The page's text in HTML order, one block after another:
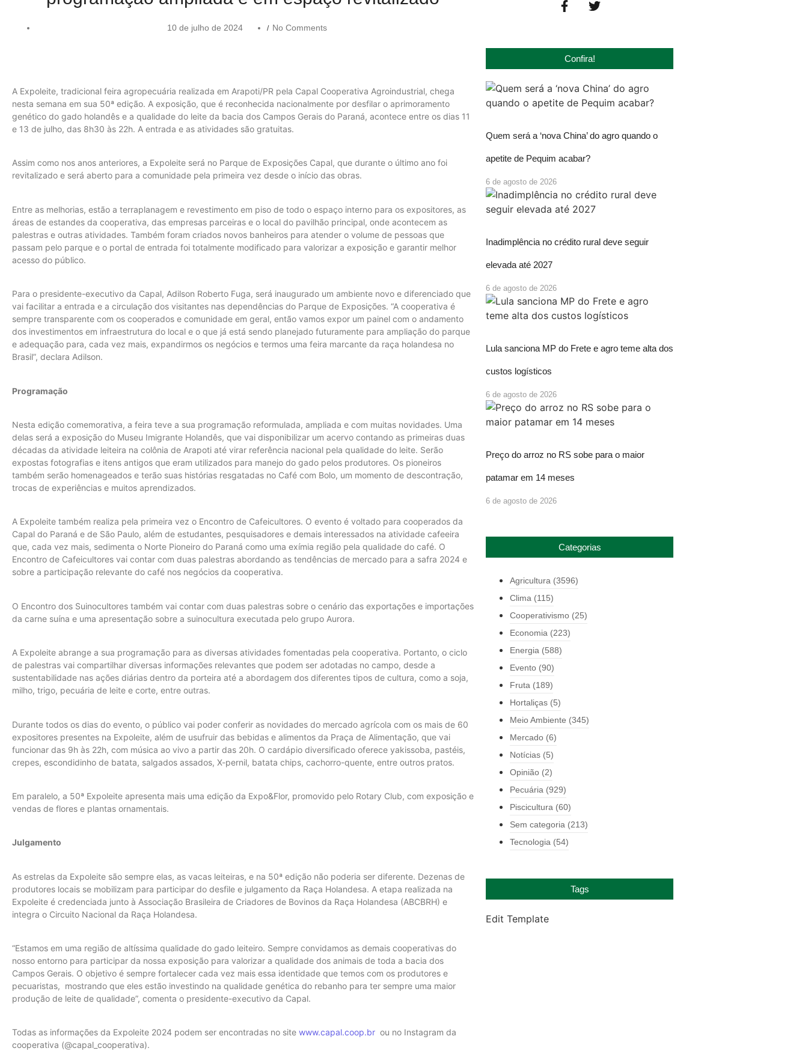
10 de julho de 2024 / No Comments
A Expoleite, tradicional feira agropecuária realizada em Arapoti/PR pela Capal Cooperativa Agroindustrial, chega
nesta semana em sua 50ª edição. A exposição, que é reconhecida nacionalmente por desfilar o aprimoramento
genético do gado holandês e a qualidade do leite da bacia dos Campos Gerais do Paraná, acontece entre os dias 11
e 13 de julho, das 8h30 às 22h. A entrada e as atividades são gratuitas.
Assim como nos anos anteriores, a Expoleite será no Parque de Exposições Capal, que durante o último ano foi
revitalizado e será aberto para a comunidade pela primeira vez desde o início das obras.
Entre as melhorias, estão a terraplanagem e revestimento em piso de todo o espaço interno para os expositores, as
áreas de estandes da cooperativa, das empresas parceiras e o local do pavilhão principal, onde acontecem as
palestras e outras atividades. Também foram criados novos banheiros para atender o volume de pessoas que
passam pelo parque e o portal de entrada foi totalmente modificado para valorizar a exposição e garantir melhor
acesso do público.
Para o presidente-executivo da Capal, Adilson Roberto Fuga, será inaugurado um ambiente novo e diferenciado que
vai facilitar a entrada e a circulação dos visitantes nas dependências do Parque de Exposições. “A cooperativa é
sempre transparente com os cooperados e comunidade em geral, então vamos expor um painel com o andamento
dos investimentos em infraestrutura do local e o que já está sendo planejado futuramente para ampliação do parque
e adequação para, cada vez mais, expandirmos os negócios e termos uma feira marcante da raça holandesa no
Brasil”, declara Adilson.
Programação
Nesta edição comemorativa, a feira teve a sua programação reformulada, ampliada e com muitas novidades. Uma
delas será a exposição do Museu Imigrante Holandês, que vai disponibilizar um acervo contando as primeiras duas
décadas da atividade leiteira na colônia de Arapoti até virar referência nacional pela qualidade do leite. Serão
expostas fotografias e itens antigos que eram utilizados para manejo do gado pelos produtores. Os pioneiros
também serão homenageados e terão suas histórias resgatadas no Café com Bolo, um momento de descontração,
trocas de experiências e muitos aprendizados.
A Expoleite também realiza pela primeira vez o Encontro de Cafeicultores. O evento é voltado para cooperados da
Capal do Paraná e de São Paulo, além de estudantes, pesquisadores e demais interessados na atividade cafeeira
que, cada vez mais, sedimenta o Norte Pioneiro do Paraná como uma exímia região pela qualidade do café. O
Encontro de Cafeicultores vai contar com duas palestras abordando as tendências de mercado para a safra 2024 e
sobre a participação relevante do café nos negócios da cooperativa.
O Encontro dos Suinocultores também vai contar com duas palestras sobre o cenário das exportações e importações
da carne suína e uma apresentação sobre a suinocultura executada pelo grupo Aurora.
A Expoleite abrange a sua programação para as diversas atividades fomentadas pela cooperativa. Portanto, o ciclo
de palestras vai compartilhar diversas informações relevantes que podem ser adotadas no campo, desde a
sustentabilidade nas ações diárias dentro da porteira até a abordagem dos diferentes tipos de cultura, como a soja,
milho, trigo, pecuária de leite e corte, entre outras.
Durante todos os dias do evento, o público vai poder conferir as novidades do mercado agrícola com os mais de 60
expositores presentes na Expoleite, além de usufruir das bebidas e alimentos da Praça de Alimentação, que vai
funcionar das 9h às 22h, com música ao vivo a partir das 20h. O cardápio diversificado oferece yakissoba, pastéis,
crepes, escondidinho de batata, salgados assados, X-pernil, batata chips, cachorro-quente, entre outros pratos.
Em paralelo, a 50ª Expoleite apresenta mais uma edição da Expo&Flor, promovido pelo Rotary Club, com exposição e
vendas de flores e plantas ornamentais.
Julgamento
As estrelas da Expoleite são sempre elas, as vacas leiteiras, e na 50ª edição não poderia ser diferente. Dezenas de
produtores locais se mobilizam para participar do desfile e julgamento da Raça Holandesa. A etapa realizada na
Expoleite é credenciada junto à Associação Brasileira de Criadores de Bovinos da Raça Holandesa (ABCBRH) e
integra o Circuito Nacional da Raça Holandesa.
“Estamos em uma região de altíssima qualidade do gado leiteiro. Sempre convidamos as demais cooperativas do
nosso entorno para participar da nossa exposição para valorizar a qualidade dos animais de toda a bacia dos
Campos Gerais. O objetivo é sempre fortalecer cada vez mais essa identidade que temos com os produtores e
pecuaristas, mostrando que eles estão investindo na qualidade genética do rebanho para ter sempre uma maior
produção de leite de qualidade”, comenta o presidente-executivo da Capal.
Todas as informações da Expoleite 2024 podem ser encontradas no site www.capal.coop.br ou no Instagram da
cooperativa (@capal_cooperativa).
Confira!
Quem será a ‘nova China’ do agro quando o
apetite de Pequim acabar?
6 de agosto de 2026
Inadimplência no crédito rural deve seguir
elevada até 2027
6 de agosto de 2026
Lula sanciona MP do Frete e agro teme alta dos
custos logísticos
6 de agosto de 2026
Preço do arroz no RS sobe para o maior
patamar em 14 meses
6 de agosto de 2026
Categorias
Agricultura (3596)
Clima (115)
Cooperativismo (25)
Economia (223)
Energia (588)
Evento (90)
Fruta (189)
Hortaliças (5)
Meio Ambiente (345)
Mercado (6)
Notícias (5)
Opinião (2)
Pecuária (929)
Piscicultura (60)
Sem categoria (213)
Tecnologia (54)
Tags
Edit Template